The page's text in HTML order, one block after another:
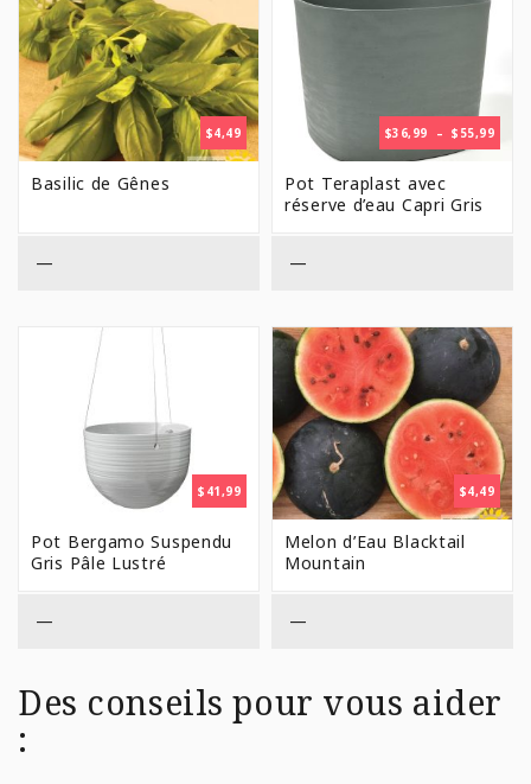
$4,49
Basilic de Gênes
—
$36,99 – $ 55,99
DE
Pot Teraplast avec
réserve d’eau Capri Gris
—
$ 41,99
Pot Bergamo Suspendu
Gris Pâle Lustré
—
$4,49
Melon d’Eau Blacktail
Mountain
—
Des conseils pour vous aider
: